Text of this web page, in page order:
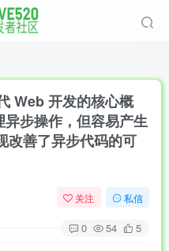
Web 开发的核心概
步操作，但容易产生
改善了异步代码的可
关注 私信
0 54 5